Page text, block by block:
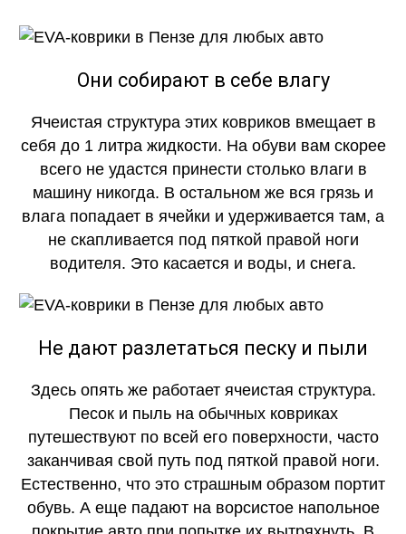
Они собирают в себе влагу
Ячеистая структура этих ковриков вмещает в
себя до 1 литра жидкости. На обуви вам скорее
всего не удастся принести столько влаги в
машину никогда. В остальном же вся грязь и
влага попадает в ячейки и удерживается там, а
не скапливается под пяткой правой ноги
водителя. Это касается и воды, и снега.
Не дают разлетаться песку и пыли
Здесь опять же работает ячеистая структура.
Песок и пыль на обычных ковриках
путешествуют по всей его поверхности, часто
заканчивая свой путь под пяткой правой ноги.
Естественно, что это страшным образом портит
обувь. А еще падают на ворсистое напольное